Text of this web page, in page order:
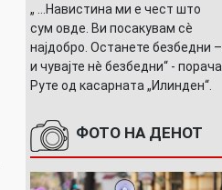
„ ...Навистина ми е чест што
сум овде. Ви посакувам сè
најдобро. Останете безбедни –
и чувајте нè безбедни“ - порача
Руте од касарната „Илинден“.
ФОТО НА ДЕНОТ